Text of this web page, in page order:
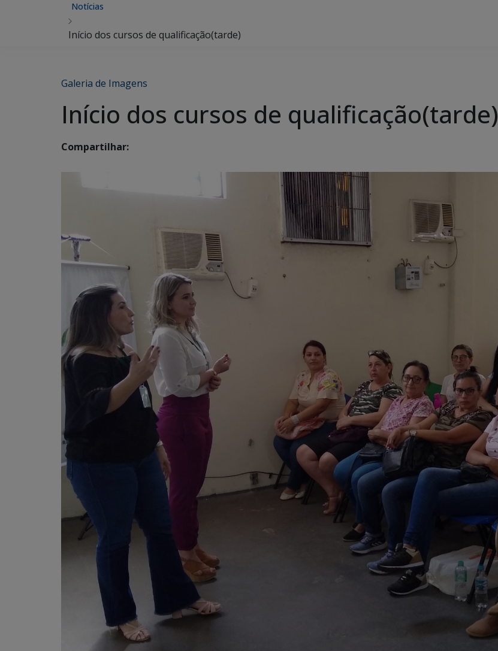
Notícias
Início dos cursos de qualificação(tarde)
Galeria de Imagens
Início dos cursos de qualificação(tarde)
Compartilhar: